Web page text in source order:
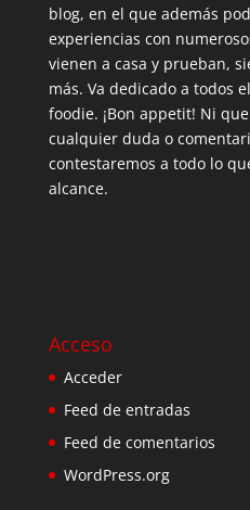
blog, en el que además
experiencias con
vienen a casa y prueban,
más. Va dedicado a todos
foodie. ¡Bon appetit! Ni
cualquier duda o
contestaremos a todo lo
alcance.
Acceso
Acceder
Feed de entradas
Feed de comentarios
WordPress.org